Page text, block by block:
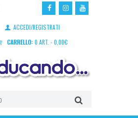
ACCEDI/REGISTRATI
CARRELLO: 0 ART. - 0,00€